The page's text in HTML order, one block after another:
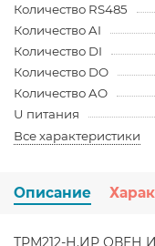
Количество RS485
Количество AI
Количество DI
Количество DO
Количество AO
U питания
Все характеристики
Описание
ТРМ212-Н.ИР ОВЕН